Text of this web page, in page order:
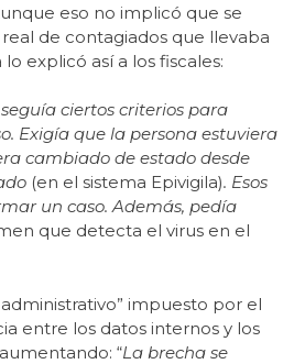
eso no implicó que se
de contagiados que llevaba
explicó así a los fiscales:
ciertos criterios para
Exigía que la persona estuviera
cambiado de estado desde
(en el sistema Epivigila). Esos
un caso. Además, pedía
que detecta el virus en el
impuesto por el
entre los datos internos y los
“La brecha se